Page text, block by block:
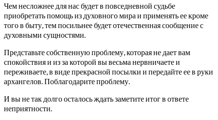
Чем несложнее для нас будет в повседневной судьбе
приобретать помощь из духовного мира и применять ее кроме
того в быту, тем посильнее будет отечественная сообщение с
духовными сущностями.
Представьте собственную проблему, которая не дает вам
спокойствия и из за которой вы весьма нервничаете и
переживаете, в виде прекрасной посылки и передайте ее в руки
архангелов.Поблагодарите проблему.
И вы не так долго осталось ждать заметите итог в ответе
неприятности.